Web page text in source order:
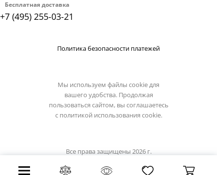
Бесплатная доставка
+7 (495) 255-03-21
Политика безопасности платежей
Мы используем файлы cookie для
вашего удобства. Продолжая
пользоваться сайтом, вы соглашаетесь
с политикой использования cookie.
Все права защищены 2026 г.